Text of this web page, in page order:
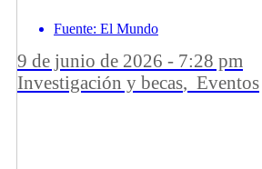
Fuente: El Mundo
9 de junio de 2026 - 7:28 pm
Investigación y becas, Eventos